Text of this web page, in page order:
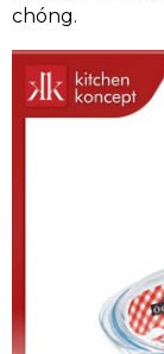
chóng.